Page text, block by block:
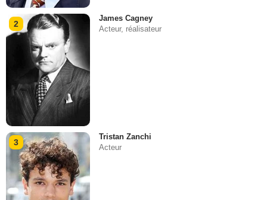
2
James Cagney
Acteur, réalisateur
3
Tristan Zanchi
Acteur